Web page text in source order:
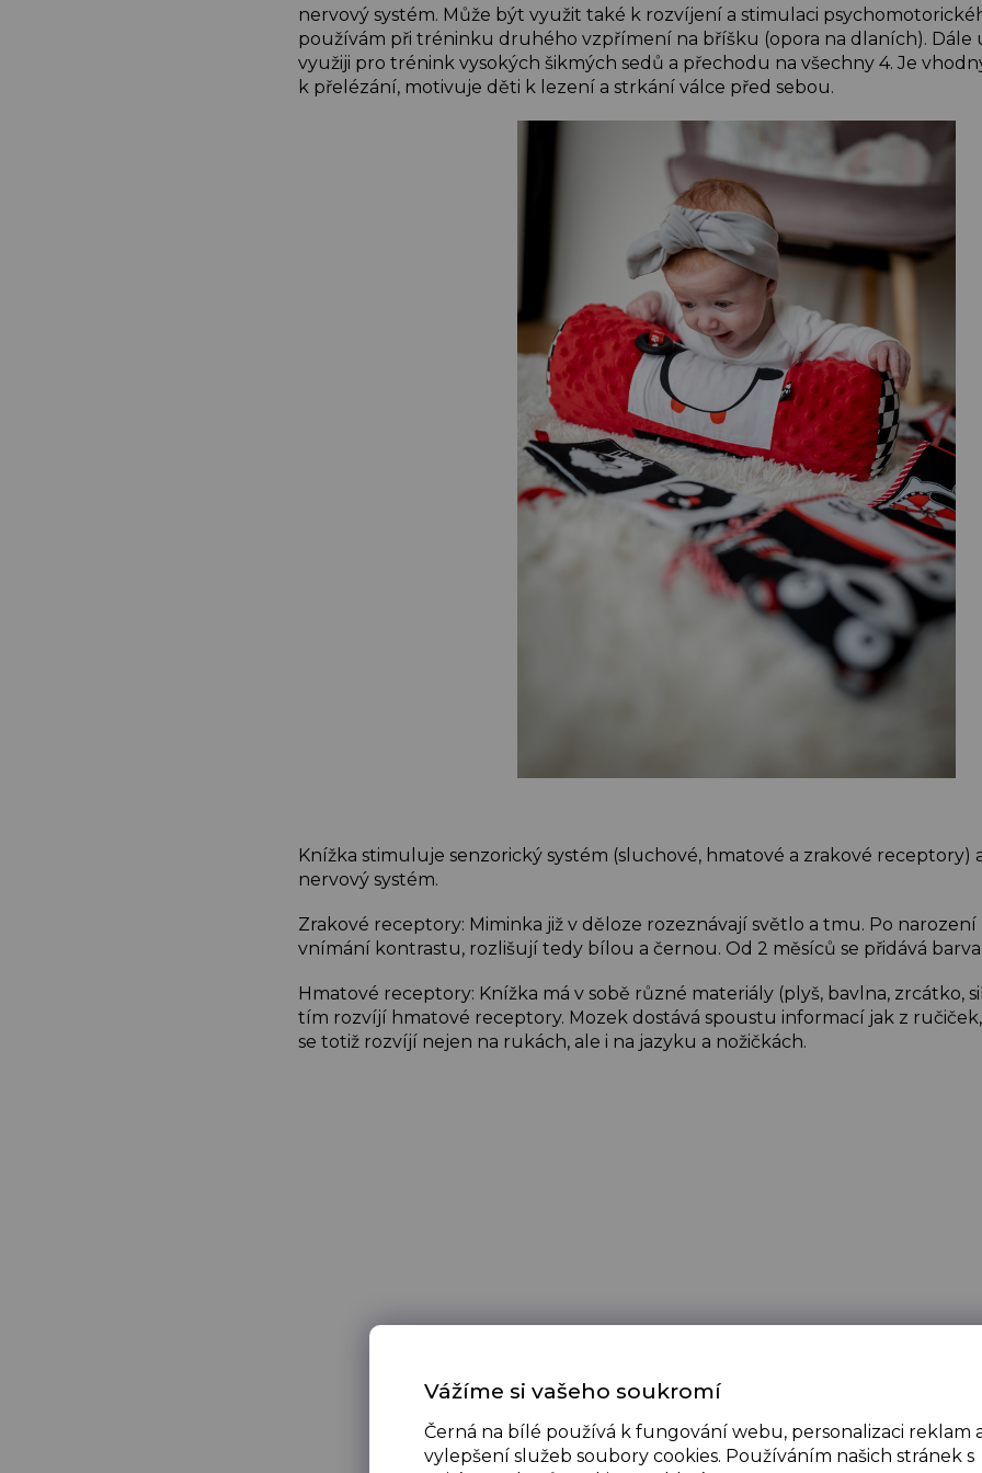
Vážíme si vašeho soukromí
Černá na bílé používá k fungování webu, personalizaci reklam
vylepšení služeb soubory cookies. Používáním našich stránek s
nervový systém. Může být využit také k rozvíjení a stimulaci
používám při tréninku druhého vzpřímení na bříšku (opora na dlaních). Dále
využiji pro trénink vysokých šikmých sedů a přechodu na všechny 4. Je
k přelézání, motivuje děti k lezení a strkání válce před sebou.
Knížka stimuluje senzorický systém (sluchové, hmatové a zrakové
nervový systém.
Zrakové receptory: Miminka již v děloze rozeznávají světlo a tmu. Po
vnímání kontrastu, rozlišují tedy bílou a černou. Od 2 měsíců se přidává
Hmatové receptory: Knížka má v sobě různé materiály (plyš, bavlna, zrcátko,
tím rozvíjí hmatové receptory. Mozek dostává spoustu informací jak z
se totiž rozvíjí nejen na rukách, ale i na jazyku a nožičkách.